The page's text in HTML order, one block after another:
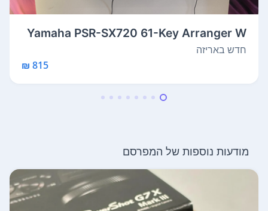
Yamaha PSR-SX720 61-Key Arranger W
orksta...
חדש באריזה
815 ₪
מודעות נוספות של המפרסם